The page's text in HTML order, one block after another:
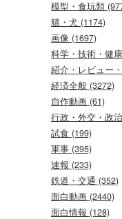
模型・食玩類
猫・犬 (1174)
画像 (1697)
科学・技術・健
紹介・レビュー
経済全般 (3272)
自作動画 (61)
行政・外交・政
試食 (199)
軍事 (395)
速報 (233)
鉄道・交通 (352)
面白動画 (2440)
面白情報 (128)